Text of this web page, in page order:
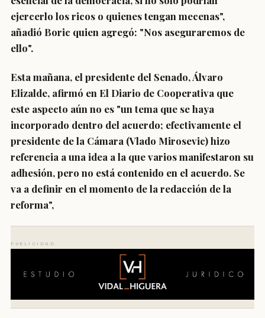
ejercerlo los ricos o quienes tengan mecenas",
añadió Boric quien agregó: "Nos aseguraremos de
ello".
Esta mañana, el presidente del Senado, Álvaro
Elizalde, afirmó en El Diario de Cooperativa que
este aspecto aún no es "un tema que se haya
incorporado dentro del acuerdo; efectivamente el
presidente de la Cámara (Vlado Mirosevic) hizo
referencia a una idea a la que varios manifestaron su
adhesión, pero no está contenido en el acuerdo. Se
va a definir en el momento de la redacción de la
reforma",
PUBLICIDAD